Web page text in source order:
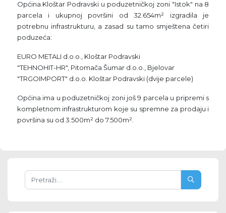
Općina Kloštar Podravski u poduzetničkoj zoni "Istok" na 8
parcela i ukupnoj površini od 32.654m² izgradila je
potrebnu infrastrukturu, a zasad su tamo smještena četiri
poduzeća:
EURO METALI d.o.o., Kloštar Podravski
"TEHNOHIT-HR", Pitomača Šumar d.o.o., Bjelovar
"TRGOIMPORT" d.o.o. Kloštar Podravski (dvije parcele)
Općina ima u poduzetničkoj zoni još 9 parcela u pripremi s
kompletnom infrastrukturom koje su spremne za prodaju i
površina su od 3.500m² do 7.500m².